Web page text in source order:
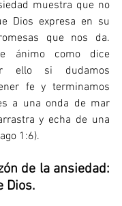
muestra que no
Dios expresa en su
que nos da.
ánimo como dice
ello si dudamos
fe y terminamos
a una onda de mar
y echa de una
1:6).
de la ansiedad:
Dios.